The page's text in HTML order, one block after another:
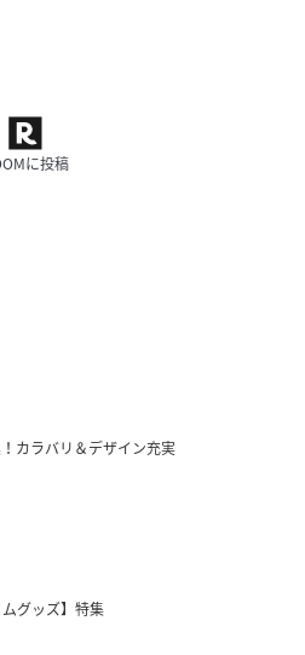
に投稿
カラバリ＆デザイン充実
グッズ】特集